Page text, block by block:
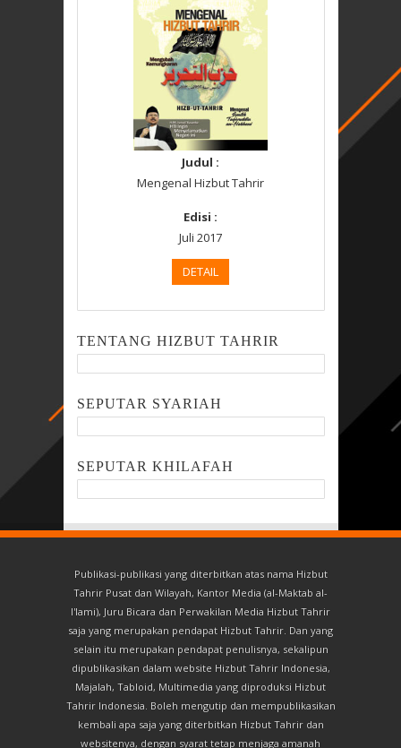
Judul :
Mengenal Hizbut Tahrir
Edisi :
Juli 2017
DETAIL
TENTANG HIZBUT TAHRIR
SEPUTAR SYARIAH
SEPUTAR KHILAFAH
Publikasi-publikasi yang diterbitkan atas nama Hizbut
Tahrir Pusat dan Wilayah, Kantor Media (al-Maktab al-
I'lami), Juru Bicara dan Perwakilan Media Hizbut Tahrir
saja yang merupakan pendapat Hizbut Tahrir. Dan yang
selain itu merupakan pendapat penulisnya, sekalipun
dipublikasikan dalam website Hizbut Tahrir Indonesia,
Majalah, Tabloid, Multimedia yang diproduksi Hizbut
Tahrir Indonesia. Boleh mengutip dan mempublikasikan
kembali apa saja yang diterbitkan Hizbut Tahrir dan
websitenya, dengan syarat tetap menjaga amanah